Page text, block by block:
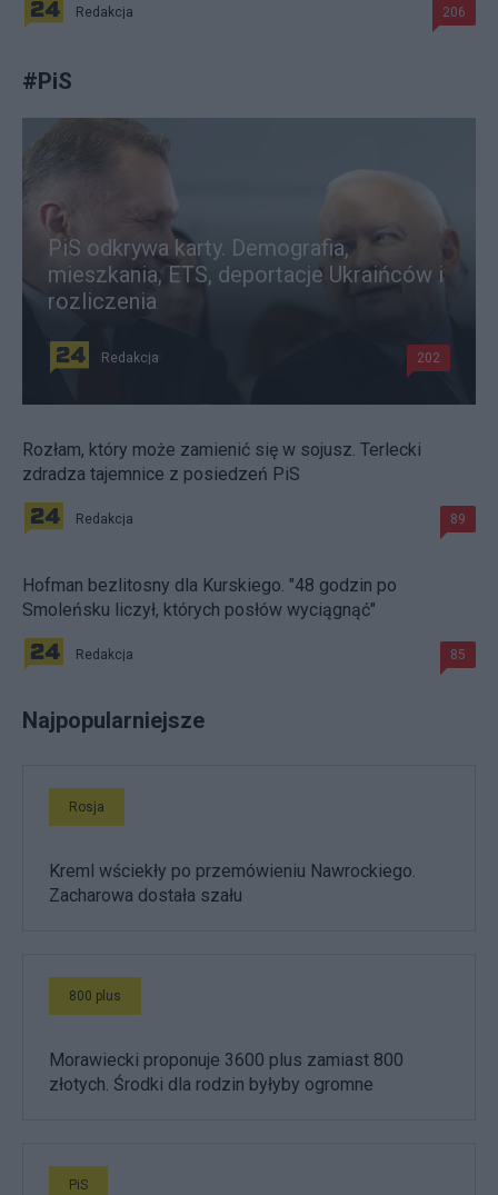
Redakcja 206
#PiS
PiS odkrywa karty. Demografia,
mieszkania, ETS, deportacje Ukraińców i
rozliczenia
Redakcja 202
Rozłam, który może zamienić się w sojusz. Terlecki
zdradza tajemnice z posiedzeń PiS
Redakcja 89
Hofman bezlitosny dla Kurskiego. "48 godzin po
Smoleńsku liczył, których posłów wyciągnąć"
Redakcja 85
Najpopularniejsze
Rosja
Kreml wściekły po przemówieniu Nawrockiego.
Zacharowa dostała szału
800 plus
Morawiecki proponuje 3600 plus zamiast 800
złotych. Środki dla rodzin byłyby ogromne
PiS